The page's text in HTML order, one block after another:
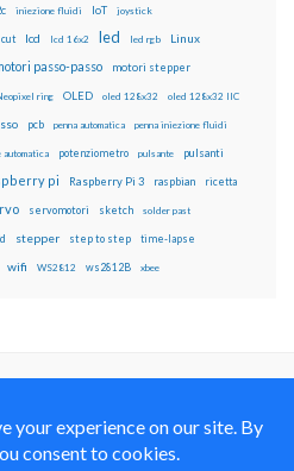
iniezione fluidi IoT joystick
lcd lcd 16x2 led led rgb Linux
passo-passo motori stepper
ring OLED oled 128x32 oled 128x32 IIC
pcb penna automatica penna iniezione fluidi
automatica potenziometro pulsante pulsanti
pi Raspberry Pi 3 raspbian ricetta
servomotori sketch solder past
stepper step to step time-lapse
wifi WS2812 ws2812B xbee